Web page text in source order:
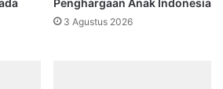
Penghargaan Anak Indonesia
3 Agustus 2026